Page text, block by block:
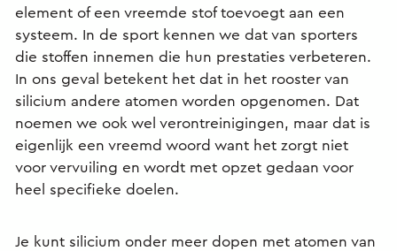
element of een vreemde stof toevoegt aan een
systeem. In de sport kennen we dat van sporters
die stoffen innemen die hun prestaties verbeteren.
In ons geval betekent het dat in het rooster van
silicium andere atomen worden opgenomen. Dat
noemen we ook wel verontreinigingen, maar dat is
eigenlijk een vreemd woord want het zorgt niet
voor vervuiling en wordt met opzet gedaan voor
heel specifieke doelen.
Je kunt silicium onder meer dopen met atomen van